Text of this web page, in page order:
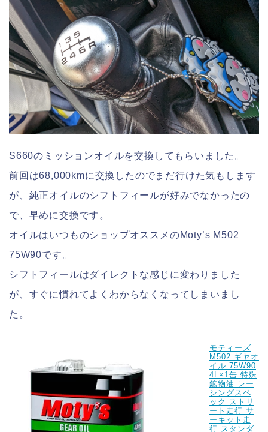
S660のミッションオイルを交換してもらいました。
前回は68,000kmに交換したのでまだ行けた気もします
が、純正オイルのシフトフィールが好みでなかったの
で、早めに交換です。
オイルはいつものショップオススメのMoty’s M502
75W90です。
シフトフィールはダイレクトな感じに変わりました
が、すぐに慣れてよくわからなくなってしまいまし
た。
モティーズ
M502 ギヤオ
イル 75W90
4L×1缶 特殊
鉱物油 レー
シングスペ
ック ストリ
ート走行 サ
ーキット走
行 スタンダ